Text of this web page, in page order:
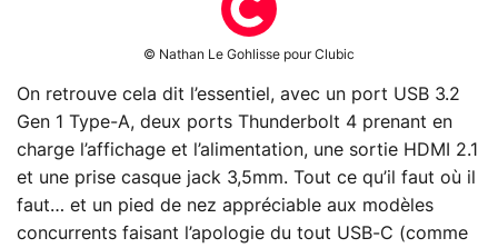
© Nathan Le Gohlisse pour Clubic
On retrouve cela dit l’essentiel, avec un port USB 3.2
Gen 1 Type-A, deux ports Thunderbolt 4 prenant en
charge l’affichage et l’alimentation, une sortie HDMI 2.1
et une prise casque jack 3,5mm. Tout ce qu’il faut où il
faut… et un pied de nez appréciable aux modèles
concurrents faisant l’apologie du tout USB-C (comme